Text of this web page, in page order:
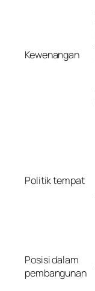
Kewenangan
Politik tempat
Posisi dalam
pembangunan